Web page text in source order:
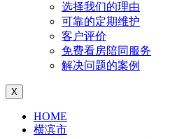
选择我们的理由
可靠的定期维护
客户评价
免费看房陪同服务
解决问题的案例
X
HOME
横滨市